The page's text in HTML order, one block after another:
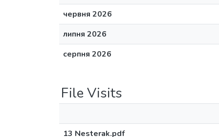
червня 2026
липня 2026
серпня 2026
File Visits
13 Nesterak.pdf